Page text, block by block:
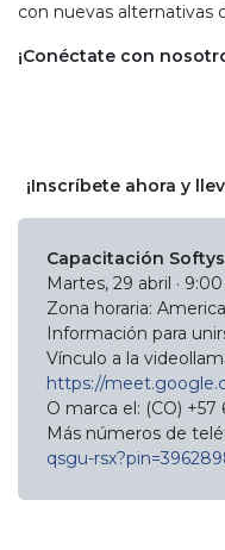
con nuevas alternativas
¡Conéctate con
¡Inscríbete ahora y
Capacitación
Martes, 29 abril ·
Zona horaria:
Información para
Vínculo a la
https://
O marca el: ‪(CO)
Más números de
qsgu-